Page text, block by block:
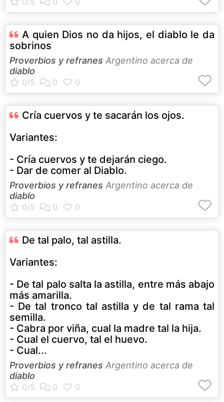
A quien Dios no da hijos, el diablo le da
sobrinos
Proverbios y refranes Argentino acerca de
diablo
Cría cuervos y te sacarán los ojos.
Variantes:
- Cría cuervos y te dejarán ciego.
- Dar de comer al Diablo.
Proverbios y refranes Argentino acerca de
diablo
De tal palo, tal astilla.
Variantes:
- De tal palo salta la astilla, entre más abajo
más amarilla.
- De tal tronco tal astilla y de tal rama tal
semilla.
- Cabra por viña, cual la madre tal la hija.
- Cual el cuervo, tal el huevo.
- Cual...
Proverbios y refranes Argentino acerca de
diablo